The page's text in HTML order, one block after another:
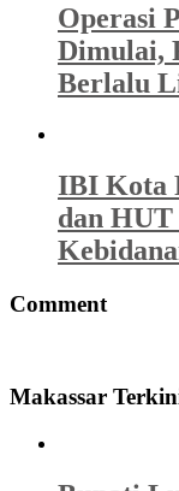
Operasi
Dimulai,
Berlalu
IBI Kota
dan HUT
Comment
Makassar